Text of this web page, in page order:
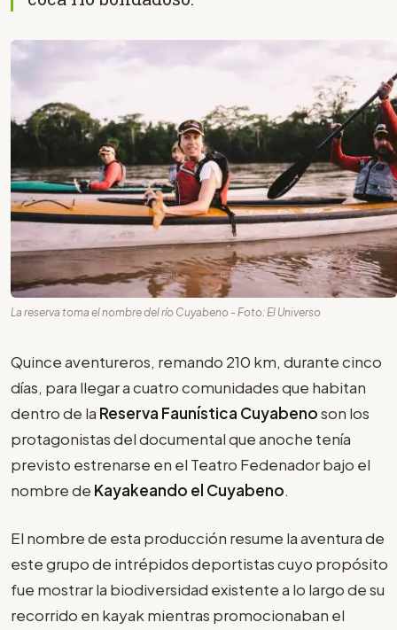
La reserva toma el nombre del río Cuyabeno - Foto: El Universo
Quince aventureros, remando 210 km, durante cinco
días, para llegar a cuatro comunidades que habitan
dentro de la Reserva Faunística Cuyabenoson los
protagonistas del documental que anoche tenía
previsto estrenarse en el Teatro Fedenador bajo el
nombre de Kayakeando el Cuyabeno.
El nombre de esta producción resume la aventura de
este grupo de intrépidos deportistas cuyo propósito
fue mostrar la biodiversidad existente a lo largo de su
recorrido en kayak mientras promocionaban el